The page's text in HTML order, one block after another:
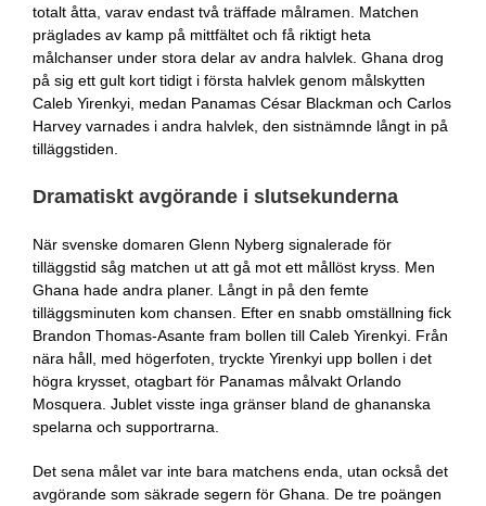
totalt åtta, varav endast två träffade målramen. Matchen
präglades av kamp på mittfältet och få riktigt heta
målchanser under stora delar av andra halvlek. Ghana drog
på sig ett gult kort tidigt i första halvlek genom målskytten
Caleb Yirenkyi, medan Panamas César Blackman och Carlos
Harvey varnades i andra halvlek, den sistnämnde långt in på
tilläggstiden.
Dramatiskt avgörande i slutsekunderna
När svenske domaren Glenn Nyberg signalerade för
tilläggstid såg matchen ut att gå mot ett mållöst kryss. Men
Ghana hade andra planer. Långt in på den femte
tilläggsminuten kom chansen. Efter en snabb omställning fick
Brandon Thomas-Asante fram bollen till Caleb Yirenkyi. Från
nära håll, med högerfoten, tryckte Yirenkyi upp bollen i det
högra krysset, otagbart för Panamas målvakt Orlando
Mosquera. Jublet visste inga gränser bland de ghananska
spelarna och supportrarna.
Det sena målet var inte bara matchens enda, utan också det
avgörande som säkrade segern för Ghana. De tre poängen